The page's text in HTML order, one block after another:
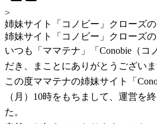
>
姉妹サイト「コノビー」クローズ
姉妹サイト「コノビー」クローズ
いつも「ママテナ」「Conobie（コ
だき、まことにありがとうございま
この度ママテナの姉妹サイト「
（月）10時をもちまして、運営を
た。